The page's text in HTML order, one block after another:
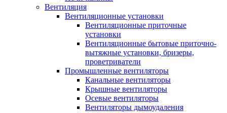
Вентиляция
Вентиляционные установки
Вентиляционные приточные
установки
Вентиляционные бытовые приточно-
вытяжные установки, бризеры,
проветриватели
Промышленные вентиляторы
Канальные вентиляторы
Крышные вентиляторы
Осевые вентиляторы
Вентиляторы дымоудаления